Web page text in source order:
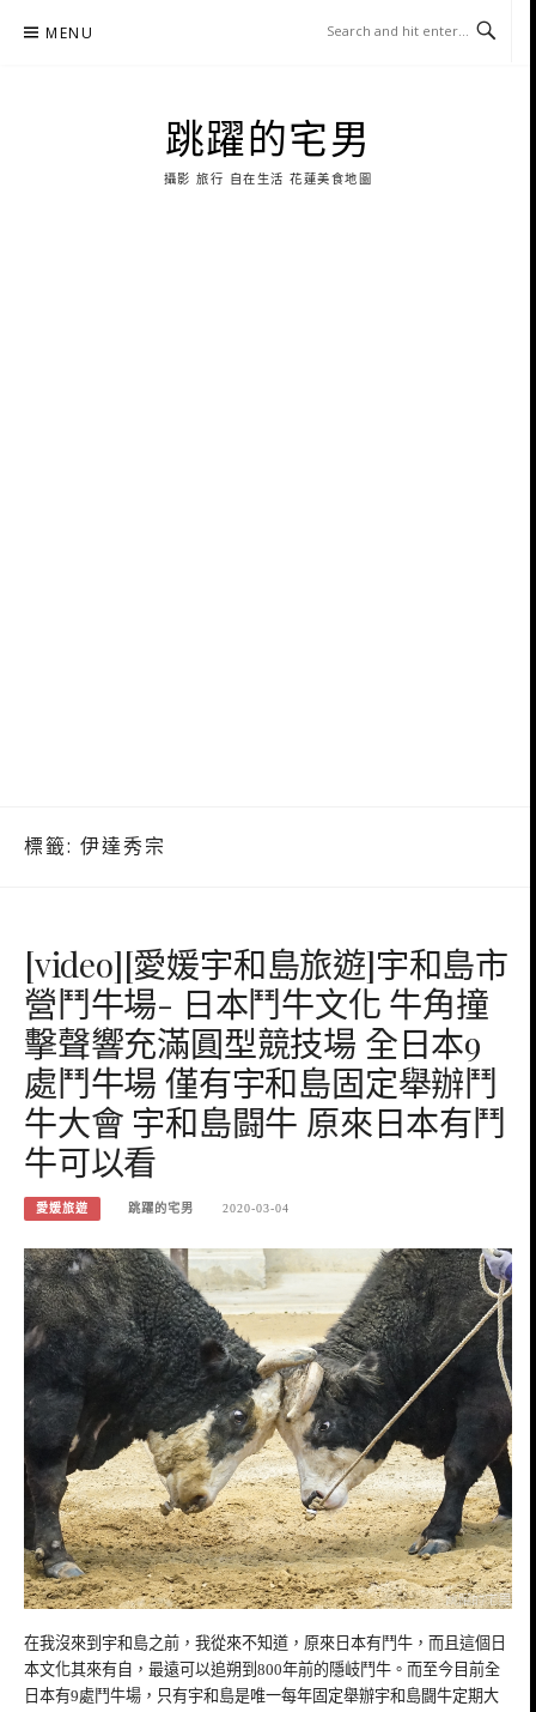
MENU
跳躍的宅男
攝影 旅行 自在生活 花蓮美食地圖
標籤: 伊達秀宗
[video][愛媛宇和島旅遊]宇和島市
營鬥牛場- 日本鬥牛文化 牛角撞
擊聲響充滿圓型競技場 全日本9
處鬥牛場 僅有宇和島固定舉辦鬥
牛大會 宇和島闘牛 原來日本有鬥
牛可以看
愛媛旅遊 跳躍的宅男 2020-03-04
在我沒來到宇和島之前，我從來不知道，原來日本有鬥牛，而且這個日
本文化其來有自，最遠可以追朔到800年前的隱岐鬥牛。而至今目前全
日本有9處鬥牛場，只有宇和島是唯一每年固定舉辦宇和島闘牛定期大